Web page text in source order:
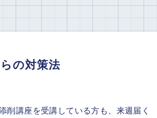
の対策法
削講座を受講している方も、来週届く